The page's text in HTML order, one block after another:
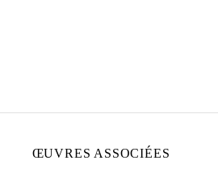
ŒUVRES ASSOCIÉES